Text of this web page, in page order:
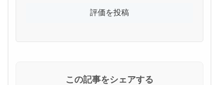
この記事をシェアする